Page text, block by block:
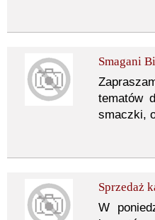
Smagani
tematów
smaczki,
Sprzedaż
W